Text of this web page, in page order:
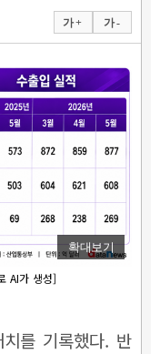
가 + 가 -
확대보기
AI가 생성]
를 기록했다. 반